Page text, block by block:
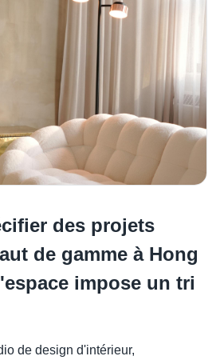
des projets
de gamme à Hong
impose un tri
de design d'intérieur,